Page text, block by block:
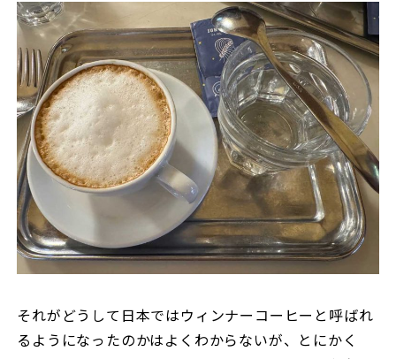
それがどうして日本ではウィンナーコーヒーと呼ばれ
るようになったのかはよくわからないが、とにかく